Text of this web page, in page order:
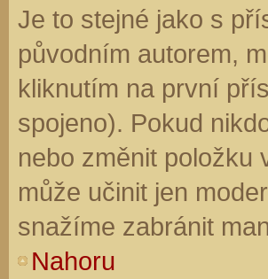
Je to stejné jako s
původním autorem,
kliknutím na první
spojeno). Pokud
nebo změnit položku
může učinit jen
snažíme zabránit
Nahoru